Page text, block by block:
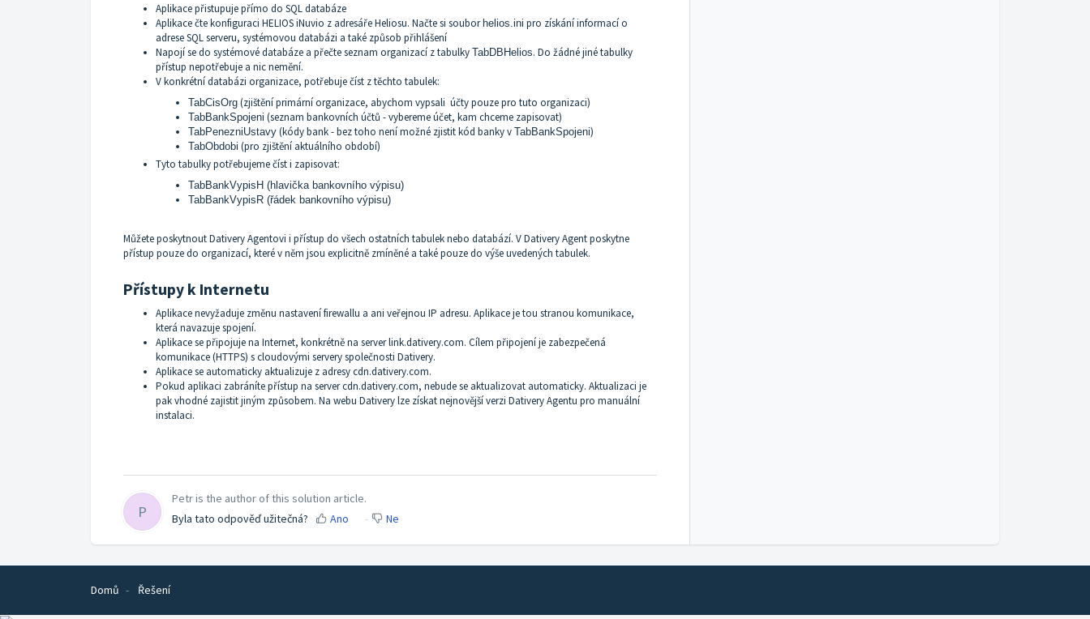
Aplikace přistupuje přímo do SQL databáze
Aplikace čte konfiguraci HELIOS iNuvio z adresáře Heliosu. Načte si soubor helios.ini pro získání informací o
adrese SQL serveru, systémovou databázi a také způsob přihlášení
Napojí se do systémové databáze a přečte seznam organizací z tabulky TabDBHelios. Do žádné jiné tabulky
přístup nepotřebuje a nic nemění.
V konkrétní databázi organizace, potřebuje číst z těchto tabulek:
TabCisOrg (zjištění primární organizace, abychom vypsali účty pouze pro tuto organizaci)
TabBankSpojeni (seznam bankovních účtů - vybereme účet, kam chceme zapisovat)
TabPenezniUstavy (kódy bank - bez toho není možné zjistit kód banky v TabBankSpojeni)
TabObdobi (pro zjištění aktuálního období)
Tyto tabulky potřebujeme číst i zapisovat:
TabBankVypisH (hlavička bankovního výpisu)
TabBankVypisR (řádek bankovního výpisu)
Můžete poskytnout Dativery Agentovi i přístup do všech ostatních tabulek nebo databází. V Dativery Agent poskytne
přístup pouze do organizací, které v něm jsou explicitně zmíněné a také pouze do výše uvedených tabulek.
Přístupy k Internetu
Aplikace nevyžaduje změnu nastavení firewallu a ani veřejnou IP adresu. Aplikace je tou stranou komunikace,
která navazuje spojení.
Aplikace se připojuje na Internet, konkrétně na serverlink.dativery.com. Cílem připojení je zabezpečená
komunikace (HTTPS) s cloudovými servery společnosti Dativery.
Aplikace se automaticky aktualizuje z adresycdn.dativery.com.
Pokud aplikaci zabráníte přístup na servercdn.dativery.com, nebude se aktualizovat automaticky. Aktualizaci je
pak vhodné zajistit jiným způsobem. Na webu Dativery lze získatnejnovější verzi Dativery Agentu pro manuální
instalaci.
P
Petr is the author of this solution article.
Byla tato odpověď užitečná?
Ano Ne
Domů Řešení